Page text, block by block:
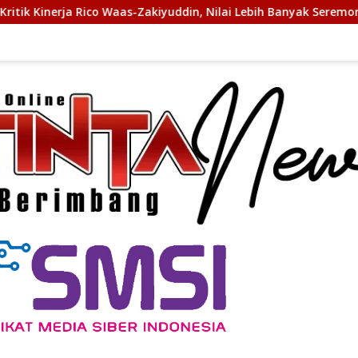
Nilai Lebih Banyak Seremonial Ketimbang